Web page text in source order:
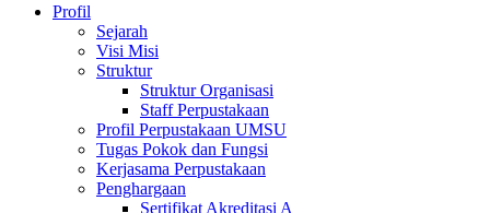
Profil
Sejarah
Visi Misi
Struktur
Struktur Organisasi
Staff Perpustakaan
Profil Perpustakaan UMSU
Tugas Pokok dan Fungsi
Kerjasama Perpustakaan
Penghargaan
Sertifikat Akreditasi A